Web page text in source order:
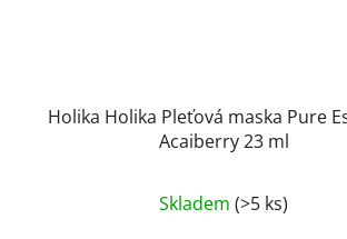
Holika Holika Pleťová maska Pure
Acaiberry 23 ml
Skladem(>5 ks)